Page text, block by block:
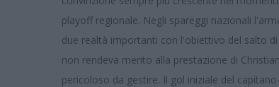
playoff regionale. Negli spareggi nazionali
due realtà importanti con l'obiettivo del salto
non rendeva merito alla prestazione di
pericoloso da gestire. Il gol iniziale del